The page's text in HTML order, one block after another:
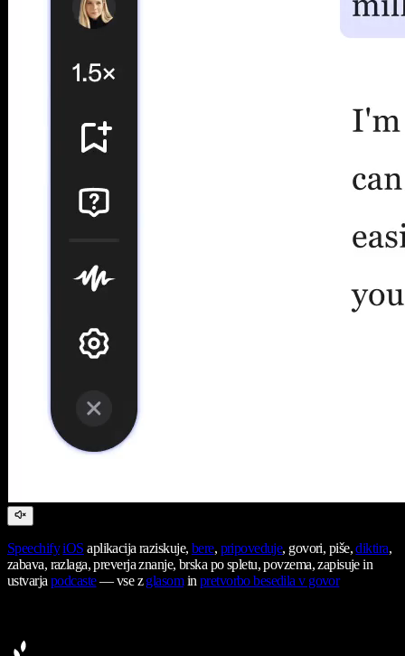
Speechify iOS aplikacija raziskuje, bere, pripoveduje, govori, piše,diktira,
zabava, razlaga, preverja znanje, brska po spletu, povzema, zapisuje in
ustvarjapodcaste— vse zglasominpretvorbo besedila v govor